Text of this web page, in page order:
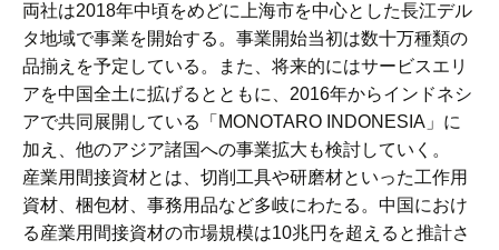
両社は2018年中頃をめどに上海市を中心とした長江デル
タ地域で事業を開始する。事業開始当初は数十万種類の
品揃えを予定している。また、将来的にはサービスエリ
アを中国全土に拡げるとともに、2016年からインドネシ
アで共同展開している「MONOTARO INDONESIA」に
加え、他のアジア諸国への事業拡大も検討していく。
産業用間接資材とは、切削工具や研磨材といった工作用
資材、梱包材、事務用品など多岐にわたる。中国におけ
る産業用間接資材の市場規模は10兆円を超えると推計さ